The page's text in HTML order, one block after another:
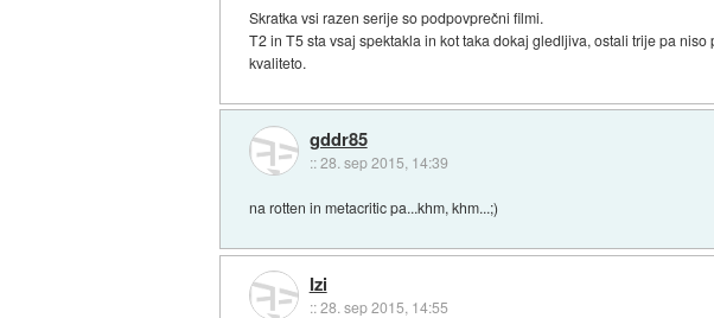
Skratka vsi razen serije so podpovprečni filmi.
T2 in T5 sta vsaj spektakla in kot taka dokaj gledljiva, ostali trije pa
kvaliteto.
gddr85
::28. sep 2015, 14:39
na rotten in metacritic pa...khm, khm...;)
Izi
::28. sep 2015, 14:55